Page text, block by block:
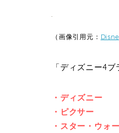
（画像引用元：
「ディズニー4
・ディズニー
・ピクサー
・スター・ウォ